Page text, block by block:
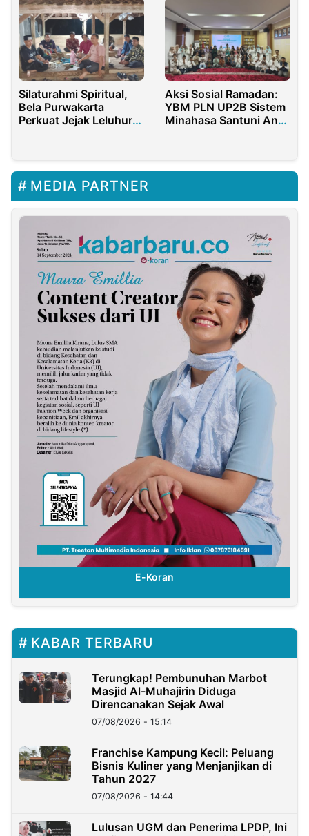
Silaturahmi Spiritual,
Bela Purwakarta
Perkuat Jejak Leluhur
Aksi Sosial Ramadan:
YBM PLN UP2B Sistem
Minahasa Santuni Anak
MEDIA PARTNER
E-Koran
KABAR TERBARU
Terungkap! Pembunuhan Marbot
Masjid Al-Muhajirin Diduga
Direncanakan Sejak Awal
07/08/2026 - 15:14
Franchise Kampung Kecil: Peluang
Bisnis Kuliner yang Menjanjikan di
Tahun 2027
07/08/2026 - 14:44
Lulusan UGM dan Penerima LPDP, Ini